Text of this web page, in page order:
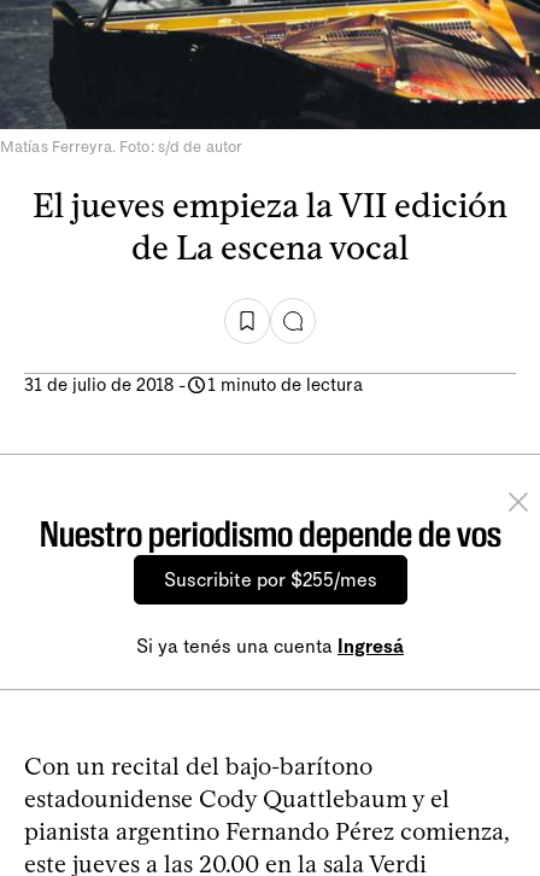
Matías Ferreyra. Foto: s/d de autor
El jueves empieza la VII edición
de La escena vocal
31 de julio de 2018 - 1 minuto de lectura
Nuestro periodismo depende de vos
Suscribite por $255/mes
Si ya tenés una cuenta Ingresá
Con un recital del bajo-barítono
estadounidense Cody Quattlebaum y el
pianista argentino Fernando Pérez comienza,
este jueves a las 20.00 en la sala Verdi